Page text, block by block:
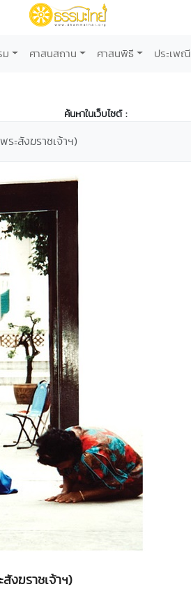
ม ศาสนสถาน ศาสนพิธี ประเพณี
ค้นหาในเว็บไซต์ :
ะสังฆราชเจ้าฯ)
งฆราชเจ้าฯ)